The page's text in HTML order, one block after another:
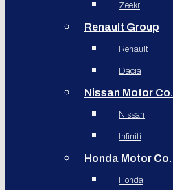
Zeekr
Renault Group
Renault
Dacia
Nissan Motor Co.
Nissan
Infiniti
Honda Motor Co.
Honda